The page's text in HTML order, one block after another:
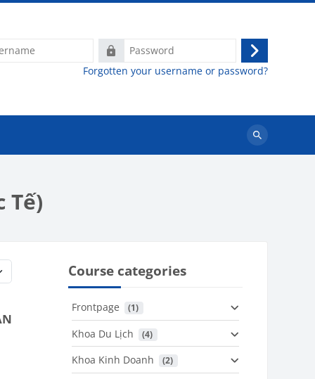
Password
Log
in
Forgotten your username or password?
Search
Tế)
Course categories
Frontpage (1)
Khoa Du Lịch (4)
Khoa Kinh Doanh (2)